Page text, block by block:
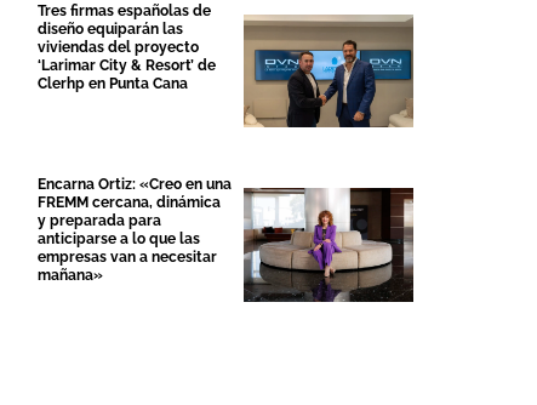
Tres firmas españolas de
diseño equiparán las
viviendas del proyecto
‘Larimar City & Resort’ de
Clerhp en Punta Cana
Encarna Ortiz: «Creo en una
FREMM cercana, dinámica
y preparada para
anticiparse a lo que las
empresas van a necesitar
mañana»